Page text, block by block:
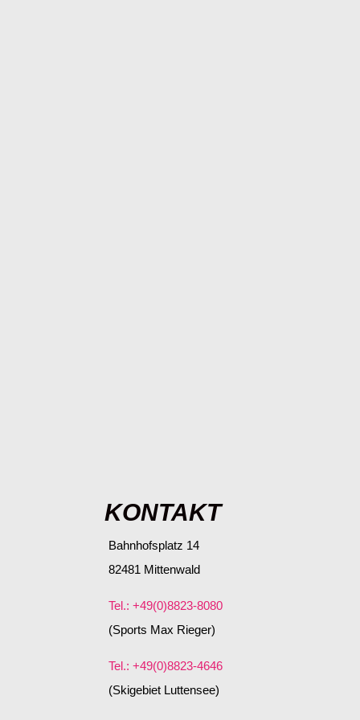
KONTAKT
Bahnhofsplatz 14
82481 Mittenwald
Tel.: +49(0)8823-8080
(Sports Max Rieger)
Tel.: +49(0)8823-4646
(Skigebiet Luttensee)